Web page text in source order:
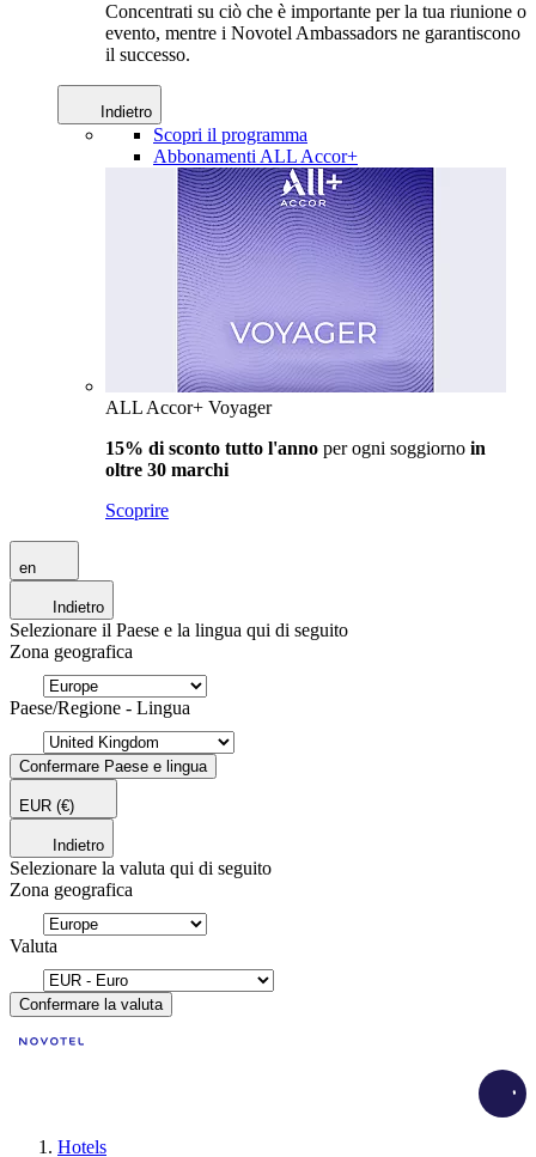
Concentrati su ciò che è importante per la tua riunione o
evento, mentre i Novotel Ambassadors ne garantiscono
il successo.
Indietro
Scopri il programma
Abbonamenti ALL Accor+
ALL Accor+ Voyager
15% di sconto tutto l'anno per ogni soggiorno in
oltre 30 marchi
Scoprire
en
Indietro
Selezionare il Paese e la lingua qui di seguito
Zona geografica
Paese/Regione - Lingua
Confermare Paese e lingua
EUR (€)
Indietro
Selezionare la valuta qui di seguito
Zona geografica
Valuta
Confermare la valuta
Hotels